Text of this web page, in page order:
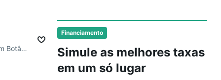
Financiamento
Simule as melhores taxas
em um só lugar
Ver
Av. Professor João Fiúsa, Jardim Botânico